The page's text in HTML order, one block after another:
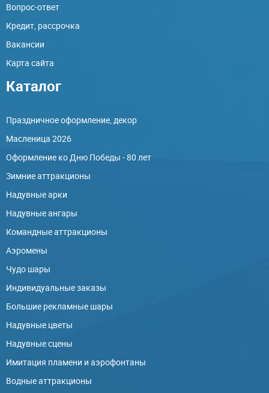
Вопрос-ответ
Кредит, рассрочка
Вакансии
Карта сайта
Каталог
Праздничное оформление, декор
Масленица 2026
Оформление ко Дню Победы - 80 лет
Зимние аттракционы
Надувные арки
Надувные ангары
Командные аттракционы
Аэромены
Чудо шары
Индивидуальные заказы
Большие рекламные шары
Надувные цветы
Надувные сцены
Имитация пламени и аэрофонтаны
Водные аттракционы